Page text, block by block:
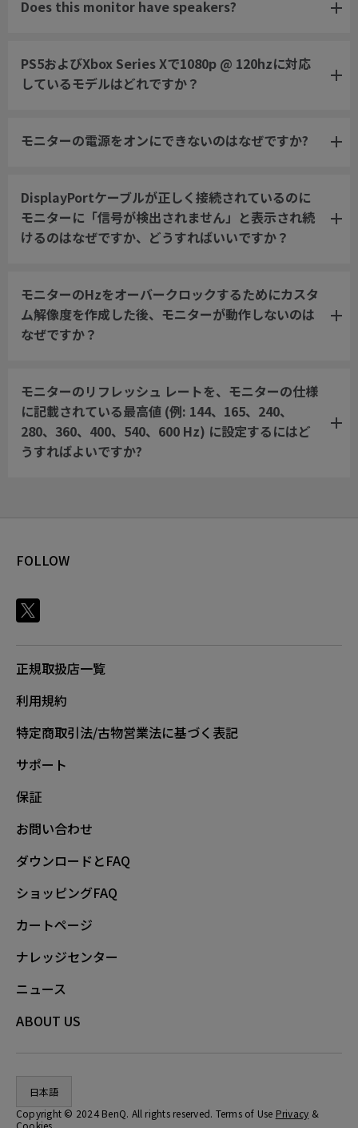
Does this monitor have speakers?
PS5およびXbox Series Xで1080p @ 120hzに対応
しているモデルはどれですか？
モニターの電源をオンにできないのはなぜですか?
DisplayPortケーブルが正しく接続されているのに
モニターに「信号が検出されません」と表示され続
けるのはなぜですか、どうすればいいですか？
モニターのHzをオーバークロックするためにカスタ
ム解像度を作成した後、モニターが動作しないのは
なぜですか？
モニターのリフレッシュ レートを、モニターの仕様
に記載されている最高値 (例: 144、165、240、
280、360、400、540、600 Hz) に設定するにはど
うすればよいですか?
FOLLOW
正規取扱店一覧
利用規約
特定商取引法/古物営業法に基づく表記
サポート
保証
お問い合わせ
ダウンロードとFAQ
ショッピングFAQ
カートページ
ナレッジセンター
ニュース
ABOUT US
日本語
Copyright © 2024 BenQ. All rights reserved. Terms of Use Privacy &
Cookies